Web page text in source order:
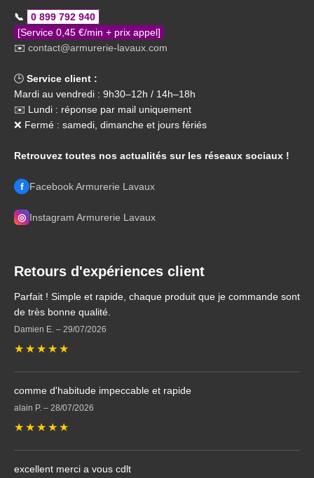
📞
0 899 792 940
[Service 0,45 €/min + prix appel]
✉️ contact@armurerie-lavaux.com
🕒 Service client :
Mardi au vendredi : 9h30–12h / 14h–18h
✉️ Lundi : réponse par mail uniquement
❌ Fermé : samedi, dimanche et jours fériés
Retrouvez toutes nos actualités sur les réseaux sociaux !
f Facebook Armurerie Lavaux
◎ Instagram Armurerie Lavaux
Retours d'expériences client
Parfait ! Simple et rapide, chaque produit que je commande sont
de très bonne qualité.
Damien E. – 29/07/2026
★ ★ ★ ★ ★
comme d'habitude impeccable et rapide
alain P. – 28/07/2026
★ ★ ★ ★ ★
excellent merci a vous cdlt